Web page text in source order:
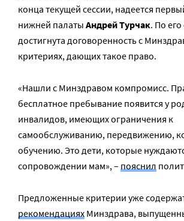
конца текущей сессии, надеется
нижней палаты Андрей Турчак. По
достигнута договоренность с
критериях, дающих такое право.
«Нашли с Минздравом компромисс.
бесплатное пребывание появится у
инвалидов, имеющих ограничения к
самообслуживанию, передвижению,
обучению. Это дети, которые
сопровождении мам», – пояснил
Предложенные критерии уже
рекомендациях Минздрава,